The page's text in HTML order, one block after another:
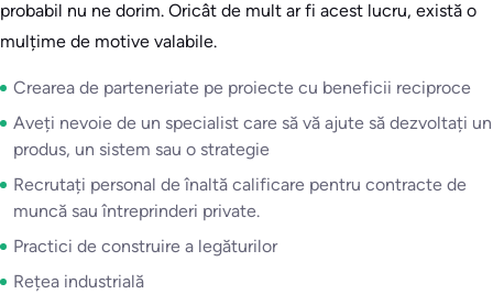
probabil nu ne dorim. Oricât de mult ar fi acest lucru, există o
mulțime de motive valabile.
Crearea de parteneriate pe proiecte cu beneficii reciproce
Aveți nevoie de un specialist care să vă ajute să dezvoltați un
produs, un sistem sau o strategie
Recrutați personal de înaltă calificare pentru contracte de
muncă sau întreprinderi private.
Practici de construire a legăturilor
Rețea industrială